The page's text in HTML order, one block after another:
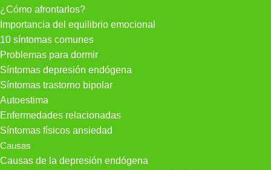
¿Cómo afrontarlos?
Importancia del equilibrio emocional
10 síntomas comunes
Problemas para dormir
Síntomas depresión endógena
Síntomas trastorno bipolar
Autoestima
Enfermedades relacionadas
Síntomas físicos ansiedad
Causas
Causas de la depresión endógena